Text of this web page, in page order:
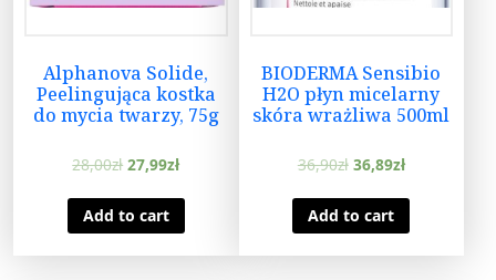
Alphanova Solide,
Peelingująca kostka
do mycia twarzy, 75g
28,00zł 27,99zł
Add to cart
BIODERMA Sensibio
H2O płyn micelarny
skóra wrażliwa 500ml
36,90zł 36,89zł
Add to cart